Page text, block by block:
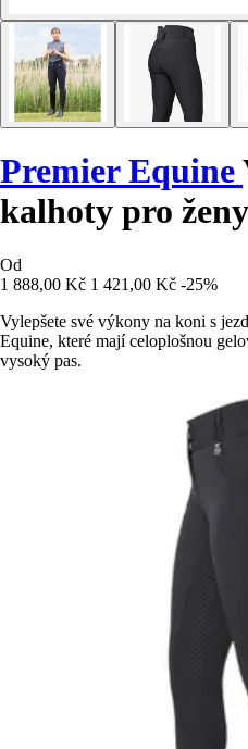
Premier Equine
kalhoty pro
Od
1 888,00 Kč 1 421,00 Kč -25%
Vylepšete své výkony na koni s
Equine, které mají celoplošnou
vysoký pas.